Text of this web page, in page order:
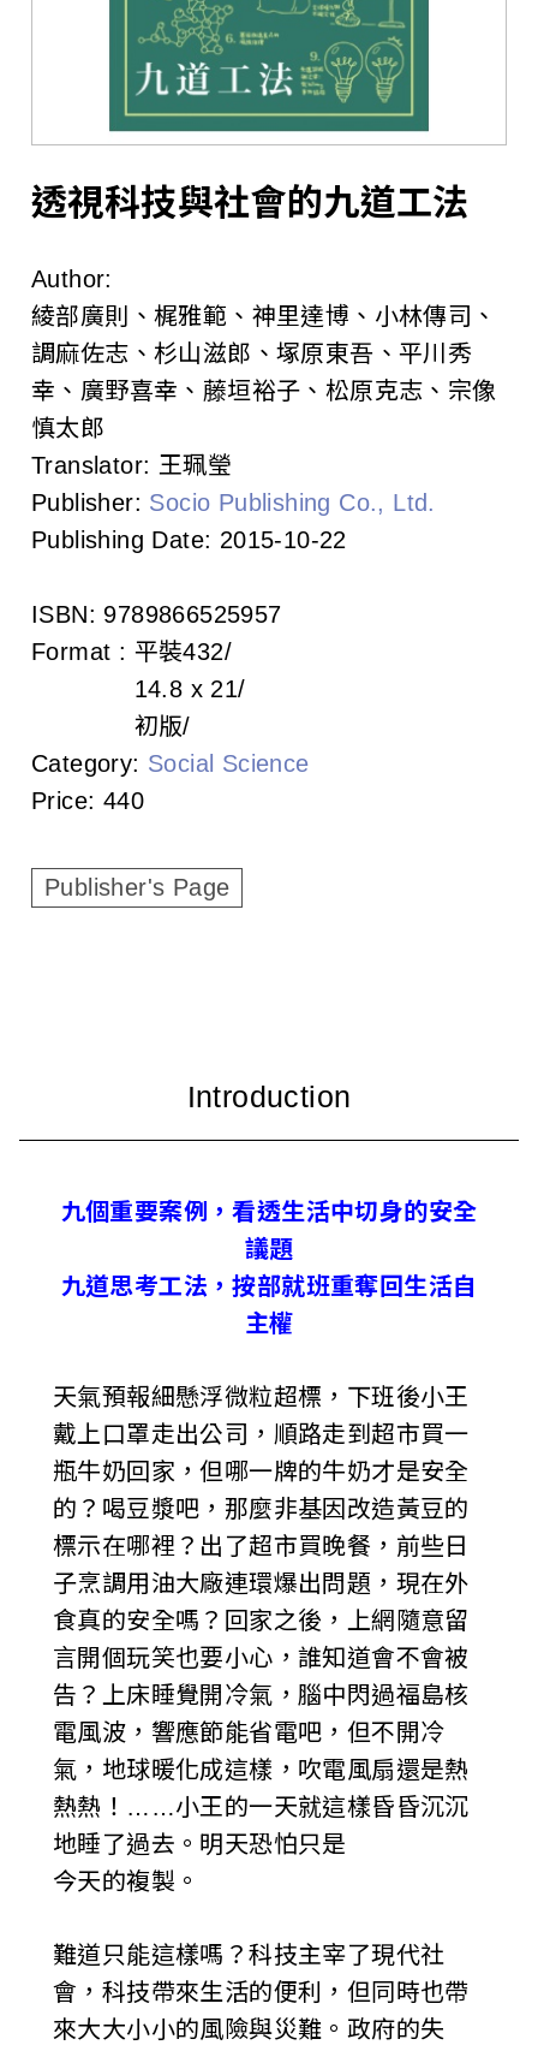
h
e
s
A
s
s
o
c
a
o
n
o
透視科技與社會的九道工法
Author:
綾部廣則、梶雅範、神里達博、小林傳司、
調麻佐志、杉山滋郎、塚原東吾、平川秀
幸、廣野喜幸、藤垣裕子、松原克志、宗像
慎太郎
Translator: 王珮瑩
Publisher: Socio Publishing Co., Ltd.
Publishing Date: 2015-10-22
ISBN: 9789866525957
Format : 平裝432
14.8 x 21
初版
Category: Social Science
Price: 440
Publisher's Page
九個重要案例，看透生活中切身的安全
議題
九道思考工法，按部就班重奪回生活自
主權
天氣預報細懸浮微粒超標，下班後小王
戴上口罩走出公司，順路走到超市買一
瓶牛奶回家，但哪一牌的牛奶才是安全
的？喝豆漿吧，那麼非基因改造黃豆的
標示在哪裡？出了超市買晚餐，前些日
子烹調用油大廠連環爆出問題，現在外
食真的安全嗎？回家之後，上網隨意留
言開個玩笑也要小心，誰知道會不會被
告？上床睡覺開冷氣，腦中閃過福島核
電風波，響應節能省電吧，但不開冷
氣，地球暖化成這樣，吹電風扇還是熱
熱熱！……小王的一天就這樣昏昏沉沉
地睡了過去。明天恐怕只是
今天的複製。
難道只能這樣嗎？科技主宰了現代社
會，科技帶來生活的便利，但同時也帶
來大大小小的風險與災難。政府的失